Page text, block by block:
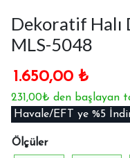
Dekoratif Halı
MLS-5048
1.650,00 ₺
231,00₺ den başlayan
Havale/EFT ye %5
Ölçüler